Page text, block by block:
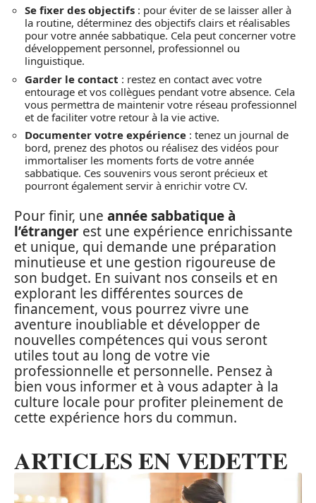
Se fixer des objectifs : pour éviter de se laisser aller à
la routine, déterminez des objectifs clairs et réalisables
pour votre année sabbatique. Cela peut concerner votre
développement personnel, professionnel ou
linguistique.
Garder le contact : restez en contact avec votre
entourage et vos collègues pendant votre absence. Cela
vous permettra de maintenir votre réseau professionnel
et de faciliter votre retour à la vie active.
Documenter votre expérience : tenez un journal de
bord, prenez des photos ou réalisez des vidéos pour
immortaliser les moments forts de votre année
sabbatique. Ces souvenirs vous seront précieux et
pourront également servir à enrichir votre CV.
Pour finir, une année sabbatique à
l’étranger est une expérience enrichissante
et unique, qui demande une préparation
minutieuse et une gestion rigoureuse de
son budget. En suivant nos conseils et en
explorant les différentes sources de
financement, vous pourrez vivre une
aventure inoubliable et développer de
nouvelles compétences qui vous seront
utiles tout au long de votre vie
professionnelle et personnelle. Pensez à
bien vous informer et à vous adapter à la
culture locale pour profiter pleinement de
cette expérience hors du commun.
ARTICLES EN VEDETTE